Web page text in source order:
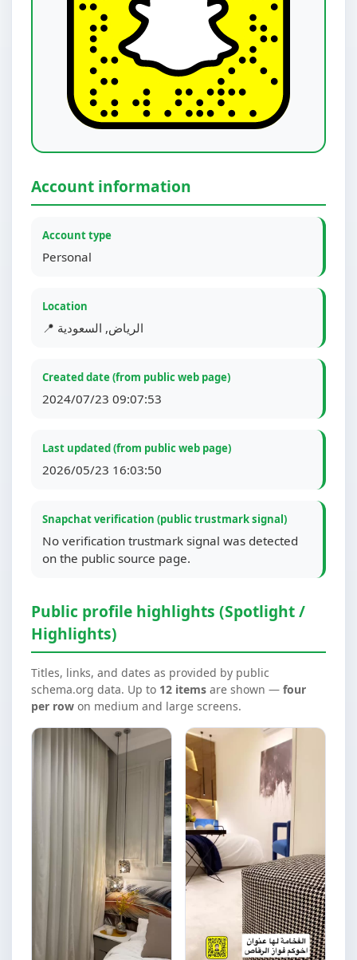
Account information
Account type
Personal
Location
📍 الرياض, السعودية
Created date (from public web page)
2024/07/23 09:07:53
Last updated (from public web page)
2026/05/23 16:03:50
Snapchat verification (public trustmark signal)
No verification trustmark signal was detected
on the public source page.
Public profile highlights (Spotlight /
Highlights)
Titles, links, and dates as provided by public
schema.org data. Up to 12 items are shown — four
per row on medium and large screens.